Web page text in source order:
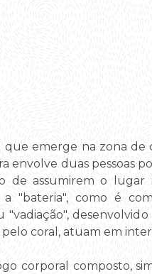
emerge na zona de
envolve duas pessoas
de assumirem o
"bateria", como é
coral, atuam em
corporal composto,